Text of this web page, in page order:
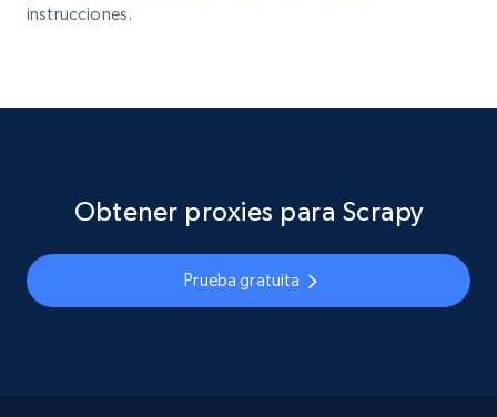
instrucciones.
Obtener proxies para Scrapy
Prueba gratuita